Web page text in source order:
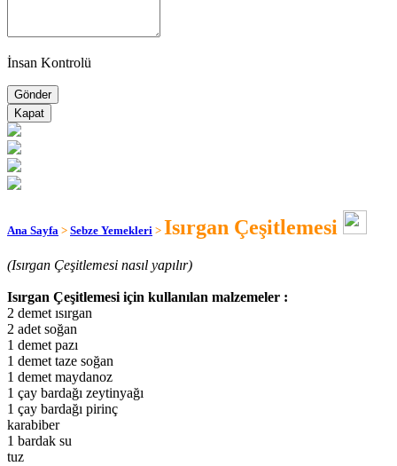
İnsan Kontrolü
Kapat
Ana Sayfa > Sebze Yemekleri > Isırgan Çeşitlemesi
(Isırgan Çeşitlemesi nasıl yapılır)
Isırgan Çeşitlemesi için kullanılan malzemeler :
2 demet ısırgan
2 adet soğan
1 demet pazı
1 demet taze soğan
1 demet maydanoz
1 çay bardağı zeytinyağı
1 çay bardağı pirinç
karabiber
1 bardak su
tuz